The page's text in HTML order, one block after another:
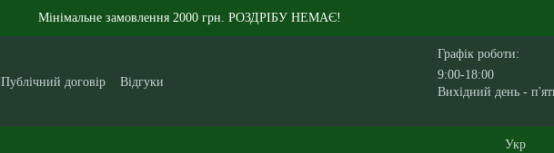
Мінімальне замовлення 2000 грн. РОЗДРІБУ НЕМАЄ!
Публічний договір
Відгуки
Графік роботи:
9:00-18:00
Вихідний день -
Укр